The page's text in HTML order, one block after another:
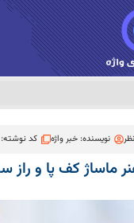
نویسنده:خبر واژه کد نوشته: 3658
ماساژ کف پا و